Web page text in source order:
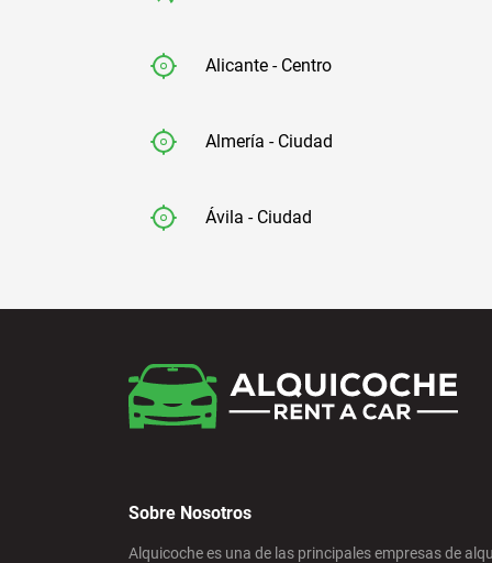
Alicante - Centro
Almería - Ciudad
Ávila - Ciudad
Barcelona - Aeropuerto
Barcelona - Estación de Sants
Sobre Nosotros
Alquicoche es una de las principales empresas de